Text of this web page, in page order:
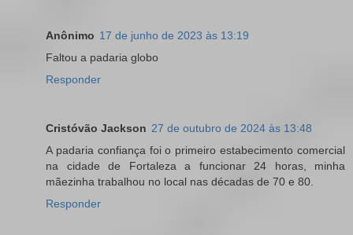
Anônimo 17 de junho de 2023 às 13:19
Faltou a padaria globo
Responder
Cristóvão Jackson 27 de outubro de 2024 às 13:48
A padaria confiança foi o primeiro estabecimento comercial
na cidade de Fortaleza a funcionar 24 horas, minha
mãezinha trabalhou no local nas décadas de 70 e 80.
Responder